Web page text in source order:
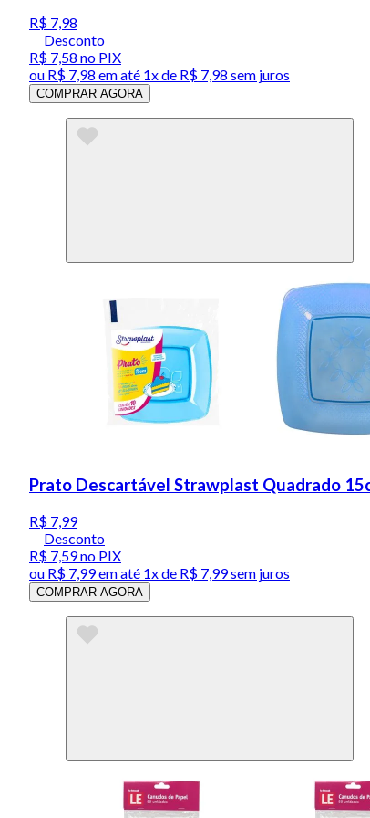
R$ 7,98
Desconto
R$ 7,58 no PIX
ou R$ 7,98 em até 1x de R$ 7,98 sem juros
COMPRAR AGORA
Prato Descartável Strawplast Quadrado
R$ 7,99
Desconto
R$ 7,59no PIX
ou R$ 7,99em até 1x de R$ 7,99sem juros
COMPRAR AGORA